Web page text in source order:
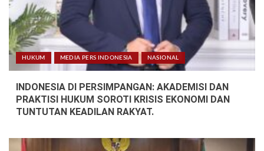
HUKUM MEDIA PERS INDONESIA NASIONAL
INDONESIA DI PERSIMPANGAN: AKADEMISI DAN
PRAKTISI HUKUM SOROTI KRISIS EKONOMI DAN
TUNTUTAN KEADILAN RAKYAT.